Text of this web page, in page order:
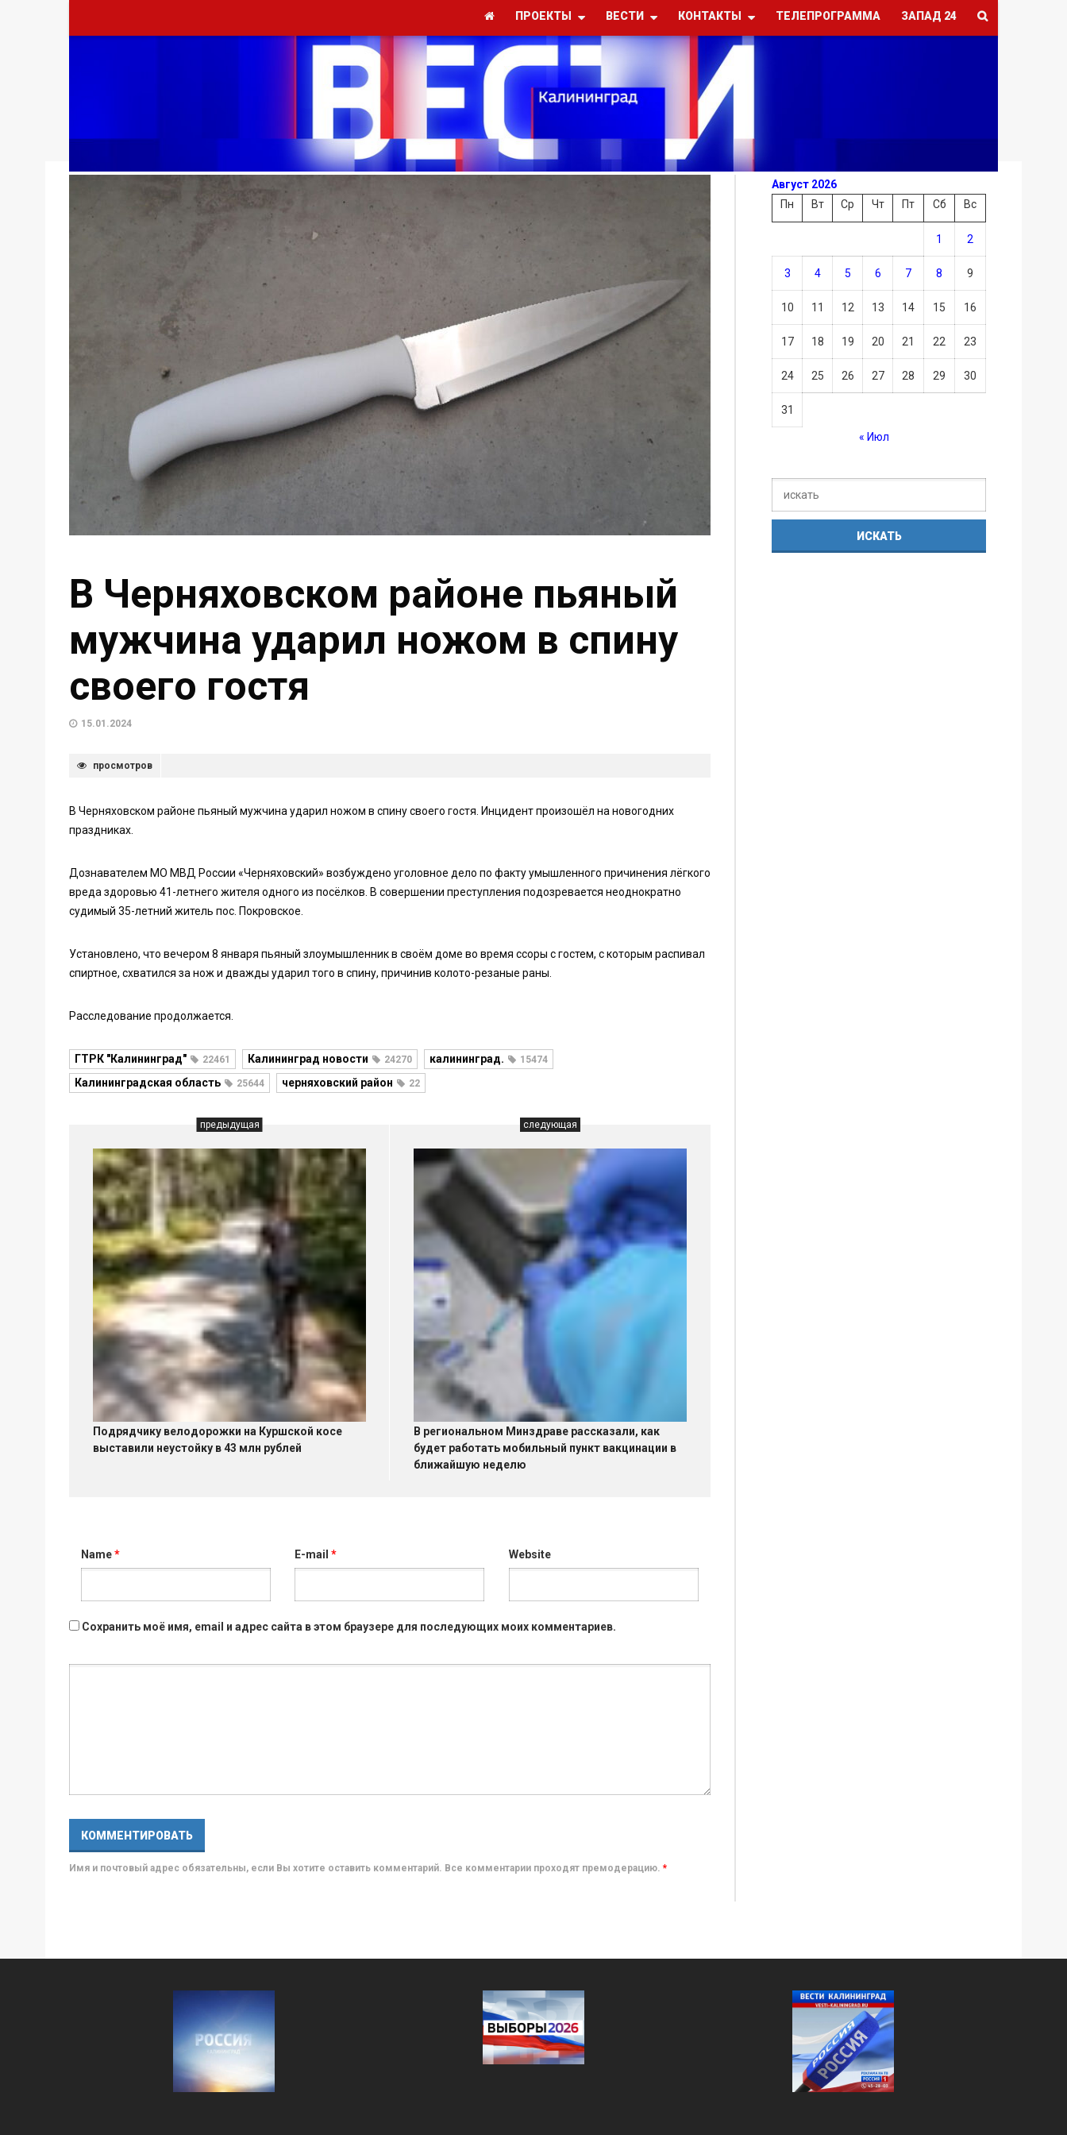
ПРОЕКТЫ ВЕСТИ КОНТАКТЫ ТЕЛЕПРОГРАММА ЗАПАД 24
В Черняховском районе пьяный
мужчина ударил ножом в спину
своего гостя
15.01.2024
просмотров
В Черняховском районе пьяный мужчина ударил ножом в спину своего гостя. Инцидент произошёл на новогодних
праздниках.
Дознавателем МО МВД России «Черняховский» возбуждено уголовное дело по факту умышленного причинения лёгкого
вреда здоровью 41-летнего жителя одного из посёлков. В совершении преступления подозревается неоднократно
судимый 35-летний житель пос. Покровское.
Установлено, что вечером 8 января пьяный злоумышленник в своём доме во время ссоры с гостем, с которым распивал
спиртное, схватился за нож и дважды ударил того в спину, причинив колото-резаные раны.
Расследование продолжается.
ГТРК "Калининград" 22461 Калининград новости 24270 калининград. 15474
Калининградская область 25644 черняховский район 22
предыдущая
Подрядчику велодорожки на Куршской косе
выставили неустойку в 43 млн рублей
следующая
В региональном Минздраве рассказали, как
будет работать мобильный пункт вакцинации в
ближайшую неделю
Name* E-mail* Website
Сохранить моё имя, email и адрес сайта в этом браузере для последующих моих комментариев.
Имя и почтовый адрес обязательны, если Вы хотите оставить комментарий. Все комментарии проходят премодерацию. *
Август 2026
Пн
Вт Ср Чт Пт Сб Вс
1 2
3 4 5 6 7 8 9
10 11 12 13 14 15 16
17 18 19 20 21 22 23
24 25 26 27 28 29 30
31
« Июл